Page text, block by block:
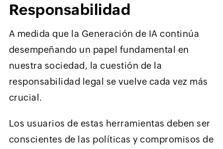
Responsabilidad
A medida que la Generación de IA continúa
desempeñando un papel fundamental en
nuestra sociedad, la cuestión de la
responsabilidad legal se vuelve cada vez más
crucial.
Los usuarios de estas herramientas deben ser
conscientes de las políticas y compromisos de